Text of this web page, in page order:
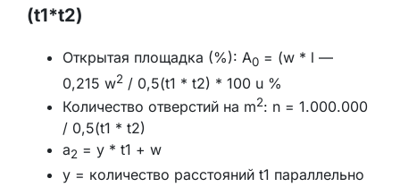
(t1*t2)
Открытая площадка (%): A0 = (w * l —
0,215 w2 / 0,5(t1 * t2) * 100 u %
Количество отверстий на m2: n = 1.000.000
/ 0,5(t1 * t2)
a2 = y * t1 + w
y = количество расстояний t1 параллельно